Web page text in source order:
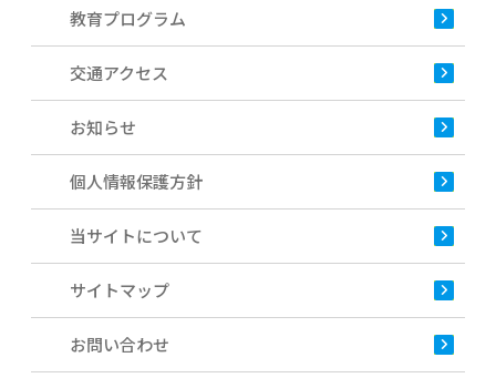
教育プログラム
交通アクセス
お知らせ
個人情報保護方針
当サイトについて
サイトマップ
お問い合わせ